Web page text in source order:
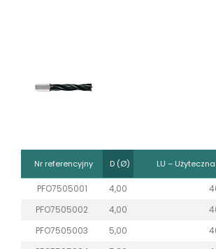
Nr referencyjny D (Ø) LU –
PFO7505001 4,00
PFO7505002
4,00
PFO7505003
5,00